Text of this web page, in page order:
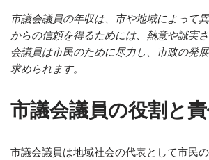
市議会議員の年収は、市や地域によって
からの信頼を得るためには、熱意や誠実
会議員は市民のために尽力し、市政の発
求められます。
市議会議員の役割と
市議会議員は地域社会の代表として市民